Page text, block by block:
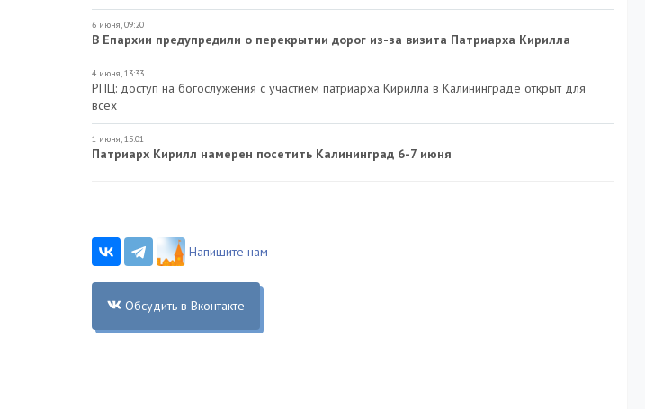
6 июня, 09:20
В Епархии предупредили о перекрытии дорог из-за визита Патриарха Кирилла
4 июня, 13:33
РПЦ: доступ на богослужения с участием патриарха Кирилла в Калининграде открыт для
всех
1 июня, 15:01
Патриарх Кирилл намерен посетить Калининград 6-7 июня
Напишите нам
Обсудить в Вконтакте